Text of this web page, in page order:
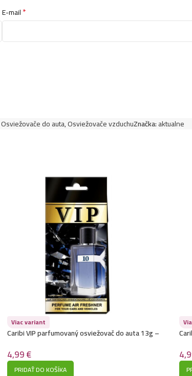
E-mail*
Osviežovače do auta,Osviežovače vzduchuZnačka:aktualne
Viac variant
Caribi VIP parfumovaný osviežovač do auta 13g –
4,99€
PRIDAŤ DO KOŠÍKA